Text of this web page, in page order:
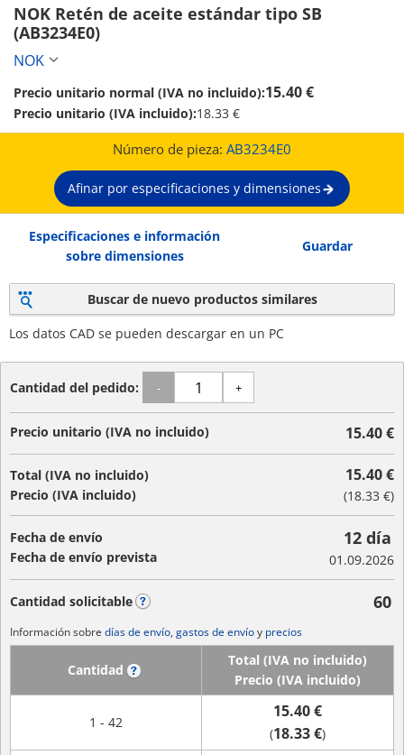
NOK Retén de aceite estándar tipo SB
(AB3234E0)
NOK
Precio unitario normal (IVA no incluido):15.40 €
Precio unitario (IVA incluido):18.33 €
Número de pieza: AB3234E0
Afinar por especificaciones y dimensiones
Especificaciones e información
sobre dimensiones
Guardar
Buscar de nuevo productos similares
Los datos CAD se pueden descargar en un PC
Cantidad del pedido: - +
Precio unitario (IVA no incluido) 15.40 €
Total (IVA no incluido)
Precio (IVA incluido)
15.40 €
(18.33 €)
Fecha de envío
Fecha de envío prevista
12 día
01.09.2026
Cantidad solicitable 60
Información sobre días de envío, gastos de envíoy precios
Cantidad
Total (IVA no incluido)
Precio (IVA incluido)
1 - 42
15.40 €
(18.33 €)